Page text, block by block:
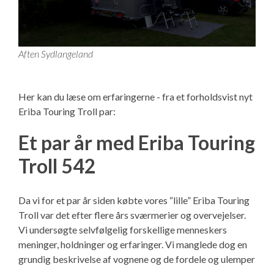
Aften Sydlangeland
Her kan du læse om erfaringerne - fra et forholdsvist nyt
Eriba Touring Troll par:
Et par år med Eriba Touring
Troll 542
Da vi for et par år siden købte vores “lille” Eriba Touring
Troll var det efter flere års sværmerier og overvejelser.
Vi undersøgte selvfølgelig forskellige menneskers
meninger, holdninger og erfaringer. Vi manglede dog en
grundig beskrivelse af vognene og de fordele og ulemper